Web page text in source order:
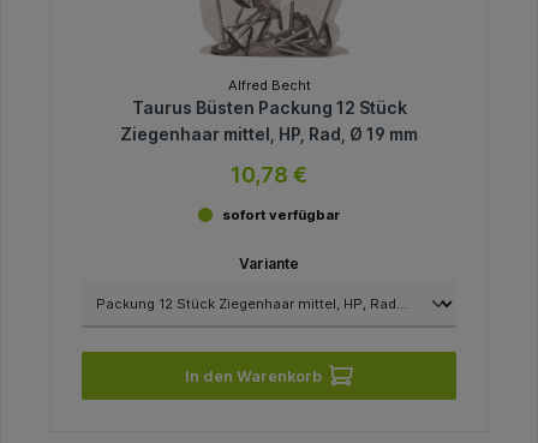
Alfred Becht
Taurus Büsten Packung 12 Stück
Ziegenhaar mittel, HP, Rad, Ø 19 mm
10,78 €
sofort verfügbar
Variante
In den Warenkorb